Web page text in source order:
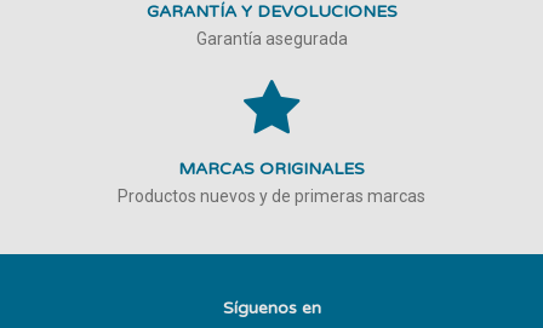
GARANTÍA Y DEVOLUCIONES
Garantía asegurada
MARCAS ORIGINALES
Productos nuevos y de primeras marcas
Síguenos en